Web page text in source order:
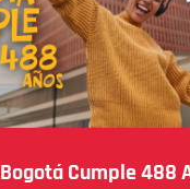
Bogotá Cumple 488